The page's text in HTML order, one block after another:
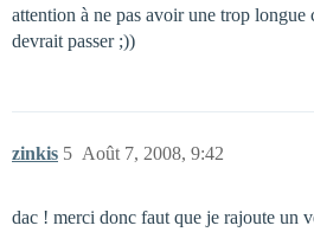
attention à ne pas avoir une trop longue
devrait passer ;))
zinkis Août 7, 2008, 9:42
5
dac ! merci donc faut que je rajoute un